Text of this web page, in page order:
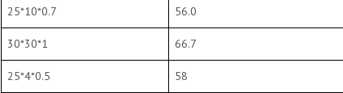
25*10*0.7 56.0
30*30*1 66.7
25*4*0.5 58